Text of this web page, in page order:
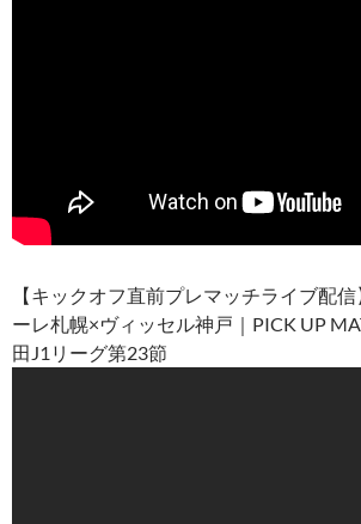
【キックオフ直前プレマッチライブ配
ーレ札幌×ヴィッセル神戸｜PICK UP
田J1リーグ第23節